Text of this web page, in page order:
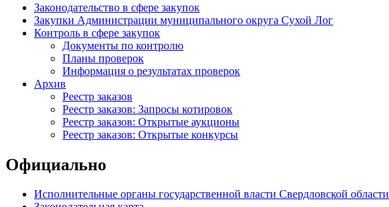
Законодательство в сфере закупок
Закупки Администрации муниципального округа Сухой Лог
Контроль в сфере закупок
Документы по контролю
Планы проверок
Информация о результатах проверок
Архив
Реестр заказов
Реестр заказов: Запросы котировок
Реестр заказов: Открытые аукционы
Реестр заказов: Открытые конкурсы
Официально
Исполнительные органы государственной власти Свердловской области